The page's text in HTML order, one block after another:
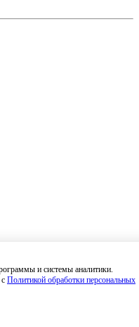
даете согласие на обработку
сполитикой
информационный характер.
и системы аналитики.
Политикой обработки персональных